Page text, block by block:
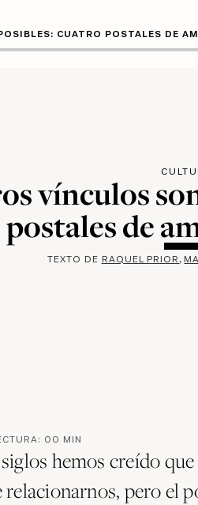
CUATRO POSTALES DE
vínculos
postales de
TEXTO DE RAQUEL PRIOR
00 MIN
hemos creído
pero el